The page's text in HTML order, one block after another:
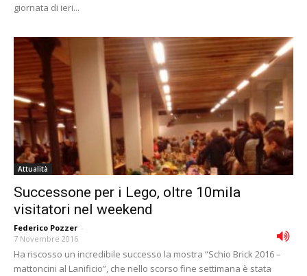
giornata di ieri...
Attualità
Successone per i Lego, oltre 10mila
visitatori nel weekend
Federico Pozzer -
7 Novembre 2016
Ha riscosso un incredibile successo la mostra “Schio Brick 2016 –
mattoncini al Lanificio”, che nello scorso fine settimana è stata